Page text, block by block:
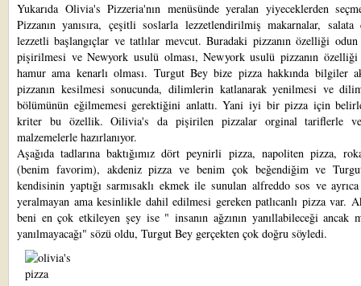
Yukarıda Olivia's Pizzeria'nın menüsünde yeralan yiyeceklerden
Pizzanın yanısıra, çeşitli soslarla lezzetlendirilmiş makarnalar, salata
lezzetli başlangıçlar ve tatlılar mevcut. Buradaki pizzanın özelliği odun
pişirilmesi ve Newyork usulü olması, Newyork usulü pizzanın
hamur ama kenarlı olması. Turgut Bey bize pizza hakkında bilgiler
pizzanın kesilmesi sonucunda, dilimlerin katlanarak yenilmesi ve
bölümünün eğilmemesi gerektiğini anlattı. Yani iyi bir pizza için
kriter bu özellik. Oilivia's da pişirilen pizzalar orginal tariflerle
malzemelerle hazırlanıyor.
Aşağıda tadlarına baktığımız dört peynirli pizza, napoliten pizza,
(benim favorim), akdeniz pizza ve benim çok beğendiğim ve
kendisinin yaptığı sarmısaklı ekmek ile sunulan alfreddo sos ve
yeralmayan ama kesinlikle dahil edilmesi gereken patlıcanlı pizza var.
beni en çok etkileyen şey ise " insanın ağzının yanıllabileceği ancak
yanılmayacağı" sözü oldu, Turgut Bey gerçekten çok doğru söyledi.